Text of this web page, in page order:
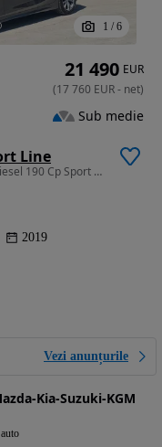
1 / 6
Line
1995 cm3 • 190 CP • BMW 320d Xdrive 2.0 diesel 190 Cp Sport Line
2019
Vezi anunțurile
Kia-Suzuki-KGM
21 490 EUR
(17 760 EUR- net)
Sub medie